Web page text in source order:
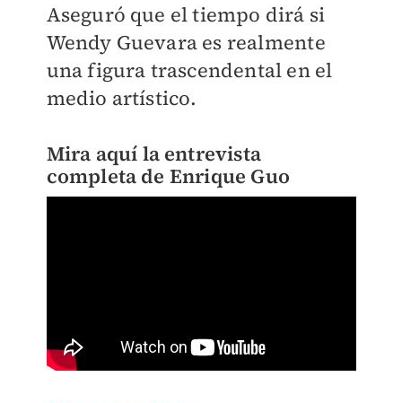
Aseguró que el tiempo dirá si
Wendy Guevara es realmente
una figura trascendental en el
medio artístico.
Mira aquí la entrevista
completa de Enrique Guo